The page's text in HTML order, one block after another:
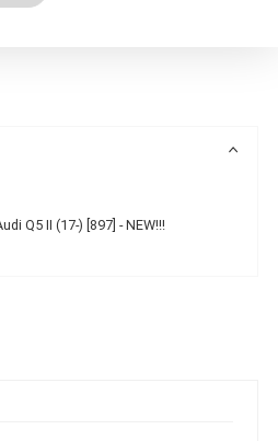
Q5 II (17-) [897] - NEW!!!